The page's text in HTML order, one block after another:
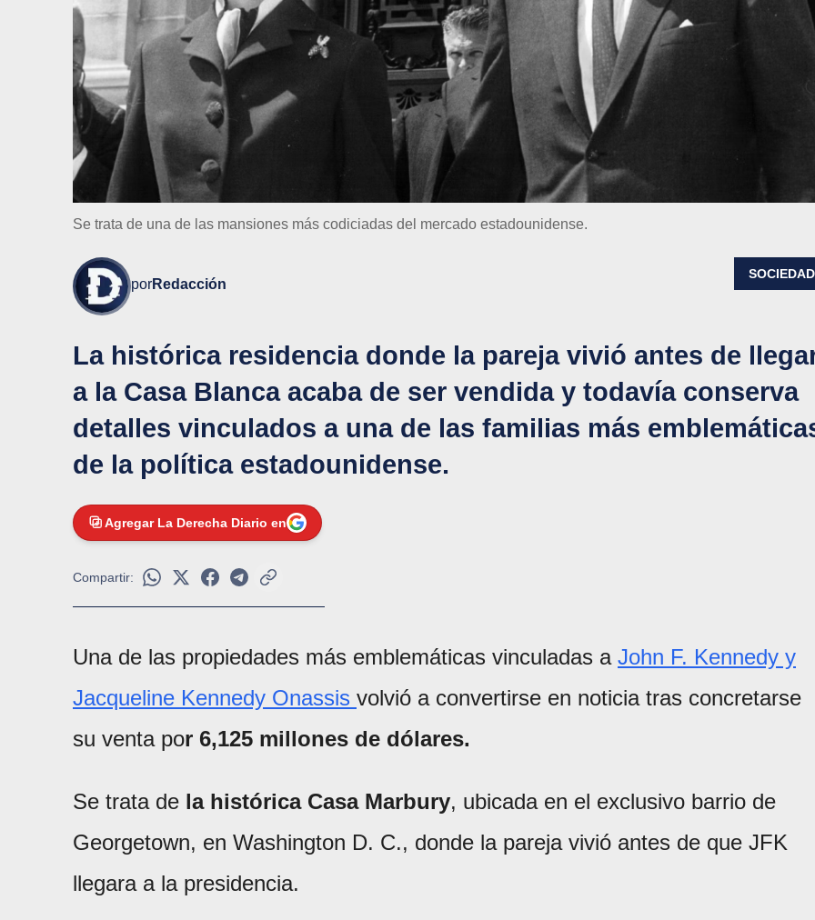
Se trata de una de las mansiones más codiciadas del mercado estadounidense.
porRedacción
SOCIEDAD
La histórica residencia donde la pareja vivió antes de
a la Casa Blanca acaba de ser vendida y todavía conserva
detalles vinculados a una de las familias más
de la política estadounidense.
Agregar La Derecha Diario en
Compartir:
Una de las propiedades más emblemáticas vinculadas a John F. Kennedy y
Jacqueline Kennedy Onassis volvió a convertirse en noticia tras concretarse
su venta por 6,125 millones de dólares.
Se trata de la histórica Casa Marbury, ubicada en el exclusivo barrio de
Georgetown, en Washington D. C., donde la pareja vivió antes de que JFK
llegara a la presidencia.